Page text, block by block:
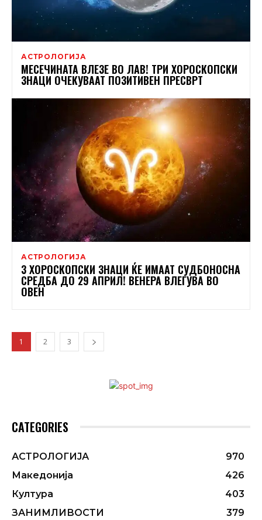
АСТРОЛОГИЈА
МЕСЕЧИНАТА ВЛЕЗЕ ВО ЛАВ! ТРИ ХОРОСКОПСКИ
ЗНАЦИ ОЧЕКУВААТ ПОЗИТИВЕН ПРЕСВРТ
АСТРОЛОГИЈА
3 ХОРОСКОПСКИ ЗНАЦИ ЌЕ ИМААТ СУДБОНОСНА
СРЕДБА ДО 29 АПРИЛ! ВЕНЕРА ВЛЕГУВА ВО
ОВЕН
1 2 3
CATEGORIES
АСТРОЛОГИЈА
970
Македонија
426
Култура
403
ЗАНИМЛИВОСТИ
379